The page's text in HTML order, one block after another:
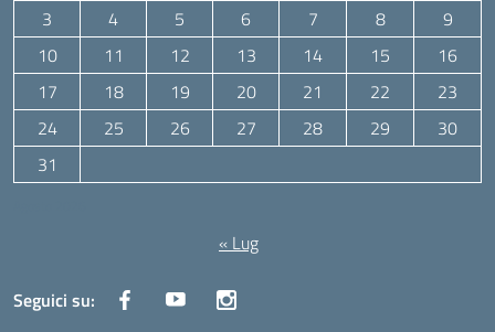
3
4 5 6 7 8
9
10
11 12 13 14 15
16
17
18 19 20 21 22
23
24
25 26 27 28 29
30
31
« Lug
Seguici su: